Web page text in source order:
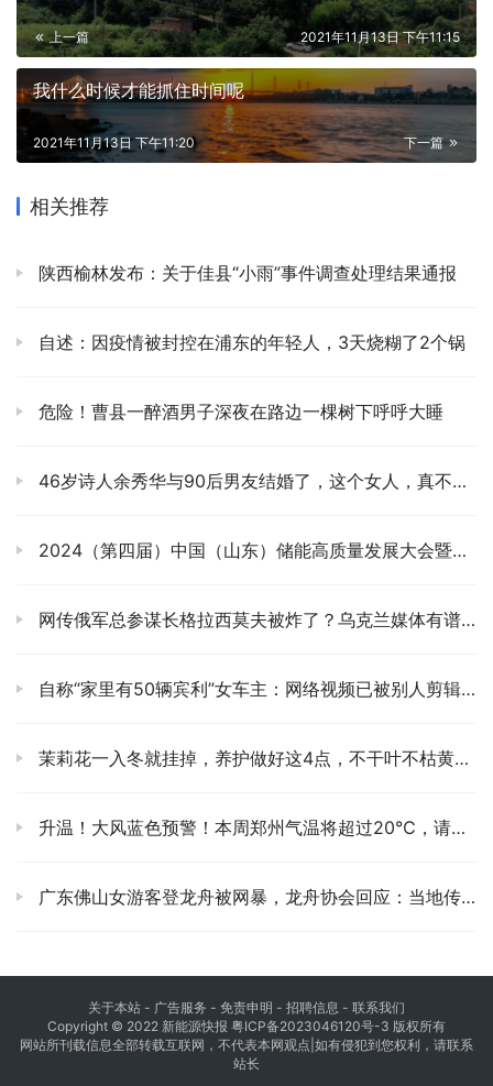
上一篇 2021年11月13日 下午11:15
我什么时候才能抓住时间呢
下一篇
2021年11月13日 下午11:20
相关推荐
陕西榆林发布：关于佳县“小雨”事件调查处理结果通报
自述：因疫情被封控在浦东的年轻人，3天烧糊了2个锅
危险！曹县一醉酒男子深夜在路边一棵树下呼呼大睡
46岁诗人余秀华与90后男友结婚了，这个女人，真不用担心她被网暴
2024（第四届）中国（山东）储能高质量发展大会暨展览会即将启幕
网传俄军总参谋长格拉西莫夫被炸了？乌克兰媒体有谱吗？
自称“家里有50辆宾利”女车主：网络视频已被别人剪辑，发声还原事实真相
茉莉花一入冬就挂掉，养护做好这4点，不干叶不枯黄明年开爆盆
升温！大风蓝色预警！本周郑州气温将超过20℃，请做好预防措施！
广东佛山女游客登龙舟被网暴，龙舟协会回应：当地传统女性不能登龙舟
关于本站 - 广告服务 - 免责申明 - 招聘信息 - 联系我们
Copyright © 2022 新能源快报 粤ICP备2023046120号-3 版权所有
网站所刊载信息全部转载互联网，不代表本网观点|如有侵犯到您权利，请联系
站长